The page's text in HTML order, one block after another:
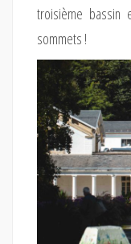
troisième bassin
sommets !